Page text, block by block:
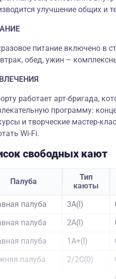
улучшение общих и
питание включено в
обед, ужин –
работает арт-бригада,
программу:
и творческие мастер-
Wi-Fi.
свободных кают
Палуба
Тип
каюты
палуба
3А(I)
палуба
2А(I)
палуба
1А+(I)
палуба
2/2С(0)